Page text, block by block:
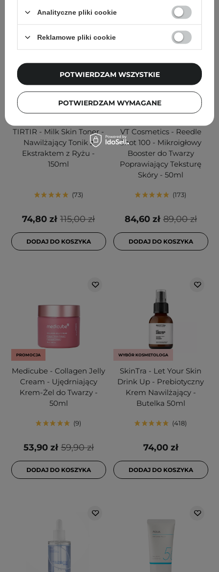
TIRTIR - Milk Skin Toner -
Nawilżający Tonik z
Ekstraktem z Ryżu -
150ml
73
115,00 zł
74,80 zł
DODAJ DO KOSZYKA
VT Cosmetics - Reedle
Shot 100 - Mikroigłowy
Booster do Twarzy
Poprawiający Teksturę
Skóry - 50ml
173
89,00 zł
84,60 zł
DODAJ DO KOSZYKA
PROMOCJA
Medicube - Collagen Jelly
Cream - Ujędrniający
Krem-Żel do Twarzy -
50ml
9
59,90 zł
53,90 zł
DODAJ DO KOSZYKA
WYBÓR KOSMETOLOGA
SkinTra - Let Your Skin
Drink Up - Prebiotyczny
Krem Nawilżający -
Butelka 50ml
418
74,00 zł
DODAJ DO KOSZYKA
Analityczne pliki cookie
Reklamowe pliki cookie
POTWIERDZAM WYMAGANE
POTWIERDZAM WSZYSTKIE